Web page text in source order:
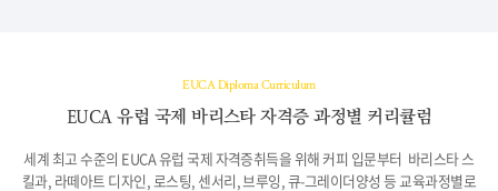
EUCA Diploma Curriculum
EUCA 유럽 국제 바리스타 자격증 과정별 커리큘럼
세계 최고 수준의 EUCA 유럽 국제 자격증취득을 위해 커피 입문부터 바리스타 스
킬과, 라떼아트 디자인, 로스팅, 센서리, 브루잉, 큐-그레이더양성 등 교육과정별로